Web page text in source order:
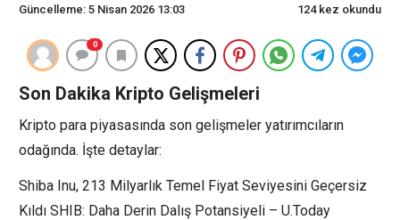
Güncelleme: 5 Nisan 2026 13:03 124 kez okundu
0
Son Dakika Kripto Gelişmeleri
Kripto para piyasasında son gelişmeler yatırımcıların
odağında. İşte detaylar:
Shiba Inu, 213 Milyarlık Temel Fiyat Seviyesini Geçersiz
Kıldı SHIB: Daha Derin Dalış Potansiyeli – U.Today